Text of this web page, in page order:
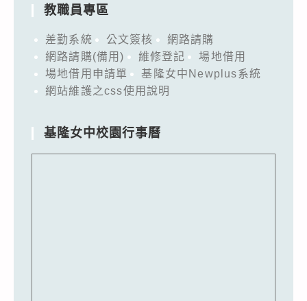
教職員專區
差勤系統 公文簽核
網路請購
網路請購(備用)
維修登記
場地借用
場地借用申請單
基隆女中Newplus系統
網站維護之css使用說明
基隆女中校園行事曆